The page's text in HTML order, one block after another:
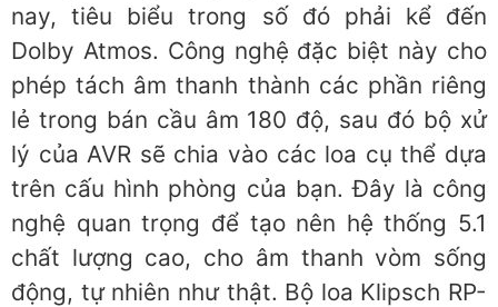
nay, tiêu biểu trong số đó phải kể đến
Dolby Atmos. Công nghệ đặc biệt này cho
phép tách âm thanh thành các phần riêng
lẻ trong bán cầu âm 180 độ, sau đó bộ xử
lý của AVR sẽ chia vào các loa cụ thể dựa
trên cấu hình phòng của bạn. Đây là công
nghệ quan trọng để tạo nên hệ thống 5.1
chất lượng cao, cho âm thanh vòm sống
động, tự nhiên như thật. Bộ loa Klipsch RP-